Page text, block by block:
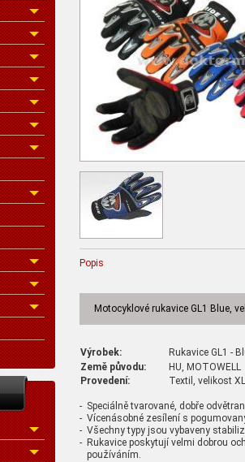
Popis
Motocyklové rukavice GL1 Blue,
Výrobek:
Rukavice GL1 -
Země původu:
HU, MOTOWELL
Provedení:
Textil, velikost XL
- Speciálně tvarované, dobře
- Vícenásobné zesílení s
- Všechny typy jsou vybaveny
- Rukavice poskytují velmi dobrou
používáním.